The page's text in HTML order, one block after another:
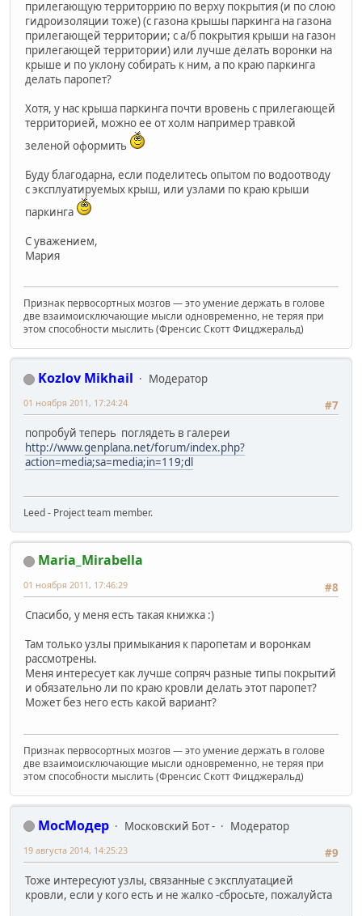
прилегающую территоррию по верху покрытия (и по слою
гидроизоляции тоже) (с газона крышы паркинга на газона
прилегающей территории; с а/б покрытия крыши на газон
прилегающей территории) или лучше делать воронки на
крыше и по уклону собирать к ним, а по краю паркинга
делать паропет?
Хотя, у нас крыша паркинга почти вровень с прилегающей
территорией, можно ее от холм например травкой
зеленой оформить
Буду благодарна, если поделитесь опытом по водоотводу
с эксплуатируемых крыш, или узлами по краю крыши
паркинга
С уважением,
Мария
Признак первосортных мозгов — это умение держать в голове
две взаимоисключающие мысли одновременно, не теряя при
этом способности мыслить (Френсис Скотт Фицджеральд)
Kozlov Mikhail
Модератор
#7
01 ноября 2011, 17:24:24
попробуй теперь поглядеть в галереи
http://www.genplana.net/forum/index.php?
action=media;sa=media;in=119;dl
Leed - Project team member.
Maria_Mirabella
#8
01 ноября 2011, 17:46:29
Спасибо, у меня есть такая книжка :)
Там только узлы примыкания к паропетам и воронкам
рассмотрены.
Меня интересует как лучше сопряч разные типы покрытий
и обязательно ли по краю кровли делать этот паропет?
Может без него есть какой вариант?
Признак первосортных мозгов — это умение держать в голове
две взаимоисключающие мысли одновременно, не теряя при
этом способности мыслить (Френсис Скотт Фицджеральд)
МосМодер Московский Бот -
Модератор
#9
19 августа 2014, 14:25:23
Тоже интересуют узлы, связанные с эксплуатацией
кровли, если у кого есть и не жалко -сбросьте, пожалуйста